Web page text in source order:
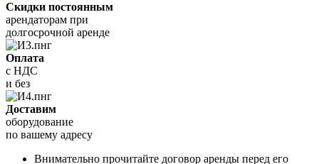
Скидки постоянным
арендаторам при
долгосрочной аренде
Оплата
с НДС
и без
Доставим
оборудование
по вашему адресу
Внимательно прочитайте договор аренды перед его